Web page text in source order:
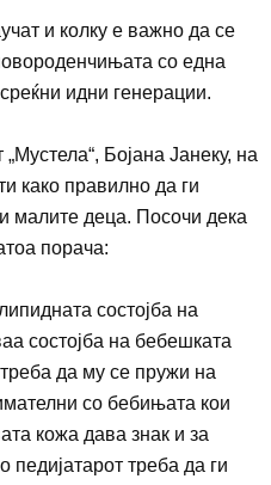
и колку е важно да се
со една
идни генерации.
Бојана Јанеку, на
како правилно да ги
малите деца. Посочи дека
порача:
состојба на
состојба на бебешката
да му се пружи на
со бебињата кои
кожа дава знак и за
треба да ги